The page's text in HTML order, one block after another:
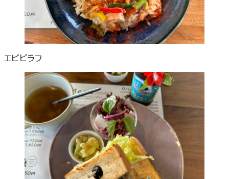
エビピラフ